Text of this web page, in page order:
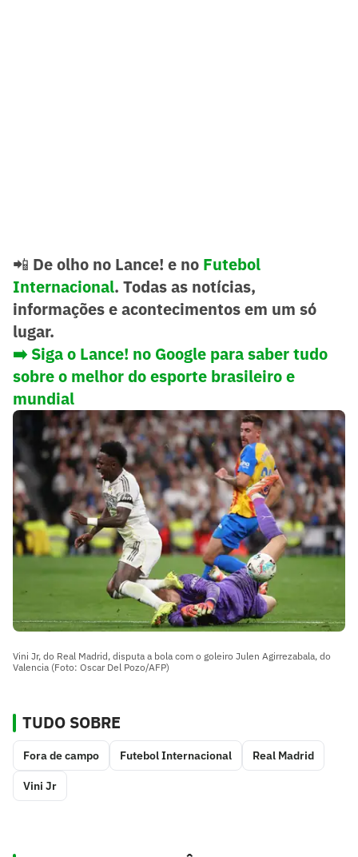
📲 De olho no Lance! e no Futebol
Internacional. Todas as notícias,
informações e acontecimentos em um só
lugar.
➡️ Siga o Lance! no Google para saber tudo
sobre o melhor do esporte brasileiro e
mundial
Vini Jr, do Real Madrid, disputa a bola com o goleiro Julen Agirrezabala, do
Valencia (Foto: Oscar Del Pozo/AFP)
TUDO SOBRE
Fora de campo Futebol Internacional Real Madrid
Vini Jr